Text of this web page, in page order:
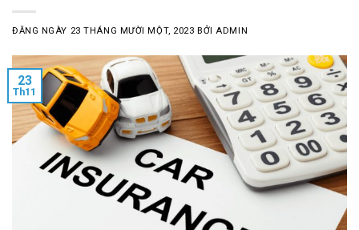
ĐĂNG NGÀY 23 THÁNG MƯỜI MỘT, 2023 BỞIADMIN
23
Th11